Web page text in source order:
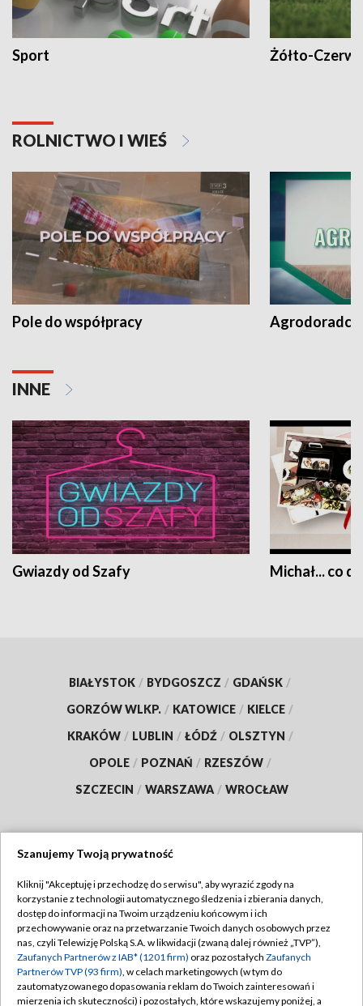
Sport Żółto-
ROLNICTWO I WIEŚ
Pole do współpracy Agrodoradcy
INNE
Gwiazdy od Szafy Michał... co
BIAŁYSTOK / BYDGOSZCZ / GDAŃSK /
GORZÓW WLKP. / KATOWICE / KIELCE /
KRAKÓW / LUBLIN / ŁÓDŹ / OLSZTYN /
OPOLE / POZNAŃ / RZESZÓW /
SZCZECIN / WARSZAWA / WROCŁAW
TVP
Abonament TVP
Emisja w TVP
Centrum informacji TVP
Regulamin TVP
Polityka prywatności
Moje zgody
Szanujemy Twoją prywatność
Kliknij "Akceptuję i przechodzę do serwisu", aby wyrazić zgody na
korzystanie z technologii automatycznego śledzenia i zbierania danych,
dostęp do informacji na Twoim urządzeniu końcowym i ich
przechowywanie oraz na przetwarzanie Twoich danych osobowych przez
nas, czyli Telewizję Polską S.A. w likwidacji (zwaną dalej również „TVP”),
Zaufanych Partnerów z IAB* (1201 firm) oraz pozostałych Zaufanych
Partnerów TVP (93 firm), w celach marketingowych (w tym do
zautomatyzowanego dopasowania reklam do Twoich zainteresowań i
mierzenia ich skuteczności) i pozostałych, które wskazujemy poniżej, a